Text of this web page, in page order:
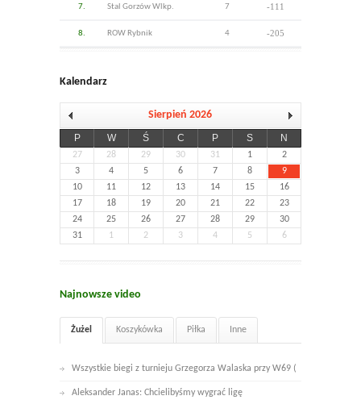
7. Stal Gorzów Wlkp. 7 -111
8. ROW Rybnik 4 -205
Kalendarz
Sierpień 2026
P W Ś C P S N
27 28 29 30 31 1
2
3
4 5 6 7 8
9
10
11 12 13 14 15
16
17
18 19 20 21 22
23
24
25 26 27 28 29
30
31
1 2 3 4 5 6
Najnowsze video
Żużel Koszykówka Piłka Inne
Wszystkie biegi z turnieju Grzegorza Walaska przy W69 (
Aleksander Janas: Chcielibyśmy wygrać ligę